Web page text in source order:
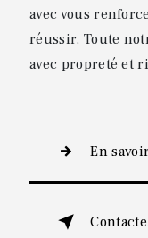
avec vous
réussir. Toute
avec propreté et
En